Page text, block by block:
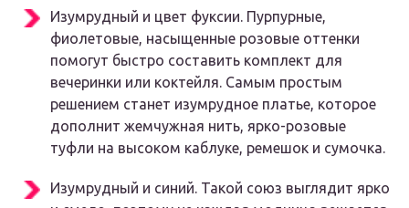
Изумрудный и цвет фуксии. Пурпурные,
фиолетовые, насыщенные розовые оттенки
помогут быстро составить комплект для
вечеринки или коктейля. Самым простым
решением станет изумрудное платье, которое
дополнит жемчужная нить, ярко-розовые
туфли на высоком каблуке, ремешок и сумочка.
Изумрудный и синий. Такой союз выглядит ярко